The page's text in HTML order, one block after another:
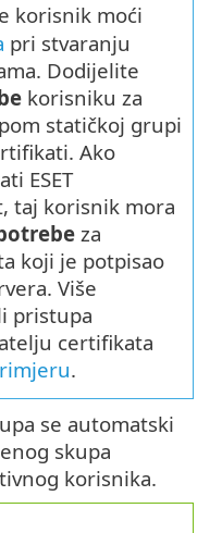
korisnik moći
pri stvaranju
Dodijelite
korisniku za
statičkoj grupi
Ako
ESET
taj korisnik mora
za
koji je potpisao
Više
pristupa
certifikata
.
se automatski
skupa
korisnika.